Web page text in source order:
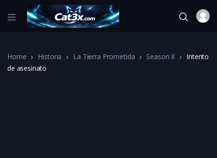
Home Historia La Tierra Prometida Season 8
Intento
de asesinato